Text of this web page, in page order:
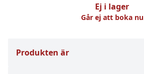
Ej i lager
Går ej att boka nu
Produkten är